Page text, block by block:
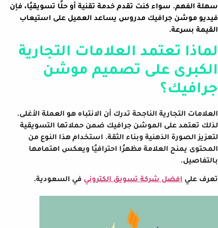
سهلة الفهم. سواء كنت تقدم خدمة تقنية أو حلًا تسويقيًا، فإن
فيديو موشن جرافيك مدروس يساعد العميل على استيعاب
القيمة بسرعة.
لماذا تعتمد العلامات التجارية
الكبرى على تصميم موشن
جرافيك؟
العلامات التجارية الناجحة تدرك أن الانتباه هو العملة الأغلى.
لذلك تعتمد على الموشن جرافيك ضمن حملاتها التسويقية
لتعزيز الصورة الذهنية وبناء الثقة. استخدام هذا النوع من
المحتوى يمنح العلامة مظهرًا احترافيًا ويعكس اهتمامها
بالتفاصيل.
تعرف علي افضل شركة تسويق الكتروني في السعودية.